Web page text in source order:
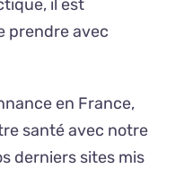
il est
prendre avec
en France,
santé avec notre
derniers sites mis